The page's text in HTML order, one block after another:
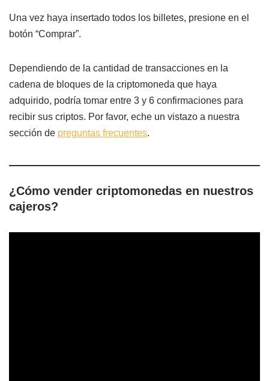
Una vez haya insertado todos los billetes, presione en el
botón “Comprar”.
Dependiendo de la cantidad de transacciones en la
cadena de bloques de la criptomoneda que haya
adquirido, podría tomar entre 3 y 6 confirmaciones para
recibir sus criptos. Por favor, eche un vistazo a nuestra
sección de preguntas frecuentes.
¿Cómo vender criptomonedas en nuestros
cajeros?